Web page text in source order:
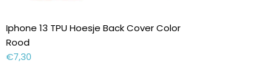
Iphone 13 TPU Hoesje Back Cover Color
Rood
€7,30